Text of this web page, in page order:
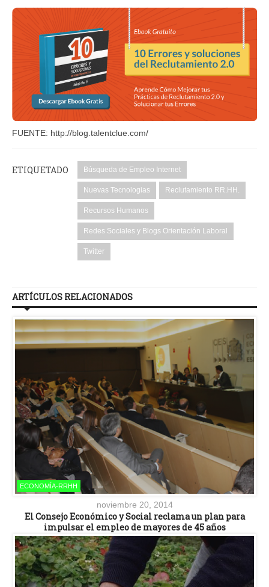
FUENTE: http://blog.talentclue.com/
ETIQUETADO Búsqueda de Empleo Internet
Nuevas Tecnologias Reclutamiento RR.HH.
Recursos Humanos
Redes Sociales y Blogs Orientación Laboral
Twitter
ARTÍCULOS RELACIONADOS
ECONOMÍA-RRHH
noviembre 20, 2014
El Consejo Económico y Social reclama un plan para
impulsar el empleo de mayores de 45 años